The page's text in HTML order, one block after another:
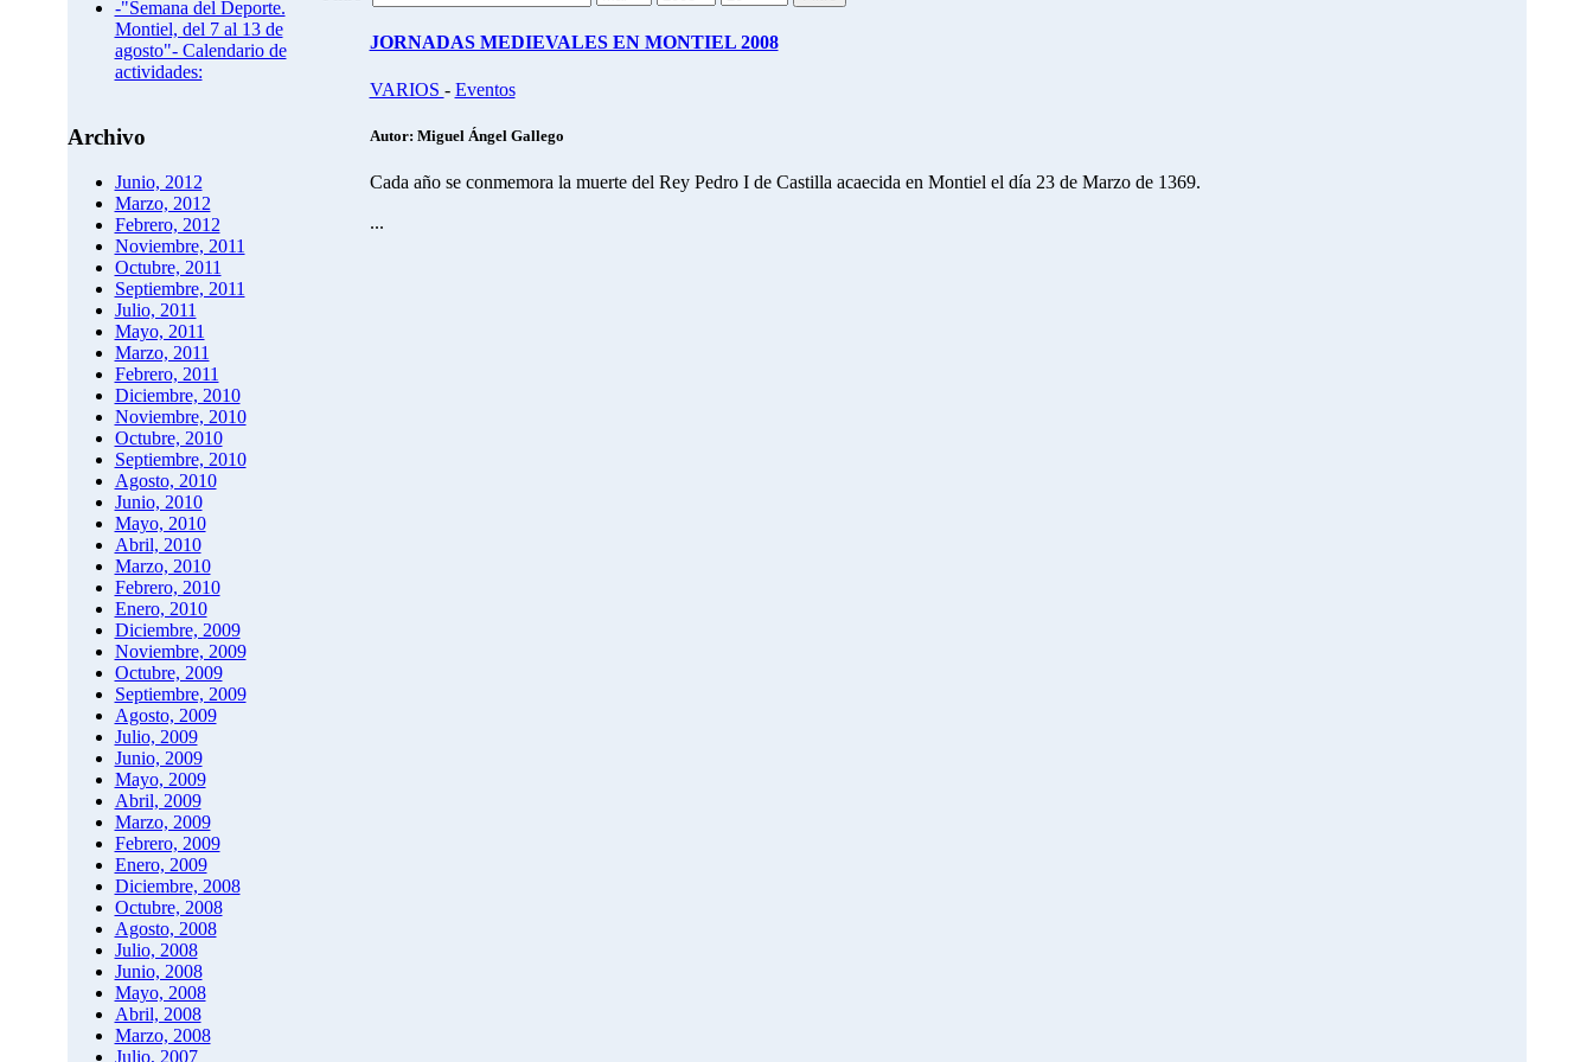
-"Semana del Deporte.
Montiel, del 7 al 13 de
agosto"- Calendario de
actividades:
Archivo
Junio, 2012
Marzo, 2012
Febrero, 2012
Noviembre, 2011
Octubre, 2011
Septiembre, 2011
Julio, 2011
Mayo, 2011
Marzo, 2011
Febrero, 2011
Diciembre, 2010
Noviembre, 2010
Octubre, 2010
Septiembre, 2010
Agosto, 2010
Junio, 2010
Mayo, 2010
Abril, 2010
Marzo, 2010
Febrero, 2010
Enero, 2010
Diciembre, 2009
Noviembre, 2009
Octubre, 2009
Septiembre, 2009
Agosto, 2009
Julio, 2009
Junio, 2009
Mayo, 2009
Abril, 2009
Marzo, 2009
Febrero, 2009
Enero, 2009
Diciembre, 2008
Octubre, 2008
Agosto, 2008
Julio, 2008
Junio, 2008
Mayo, 2008
Abril, 2008
Marzo, 2008
Julio, 2007
JORNADAS MEDIEVALES EN MONTIEL 2008
VARIOS - Eventos
Autor: Miguel Ángel Gallego
Cada año se conmemora la muerte del Rey Pedro I de Castilla acaecida en Montiel el día 23 de Marzo de 1369.
...